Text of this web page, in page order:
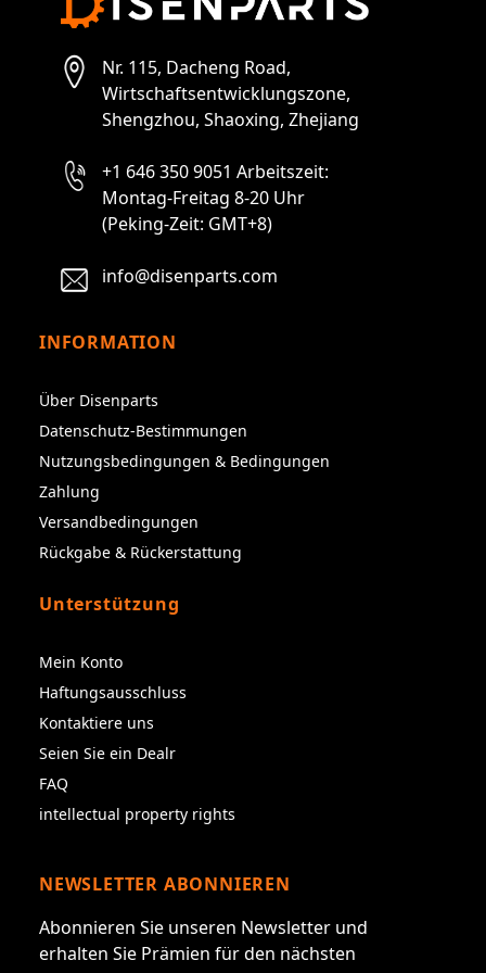
Nr. 115, Dacheng Road,
Wirtschaftsentwicklungszone,
Shengzhou, Shaoxing, Zhejiang
+1 646 350 9051 Arbeitszeit:
Montag-Freitag 8-20 Uhr
(Peking-Zeit: GMT+8)
info@disenparts.com
INFORMATION
Über Disenparts
Datenschutz-Bestimmungen
Nutzungsbedingungen & Bedingungen
Zahlung
Versandbedingungen
Rückgabe & Rückerstattung
Unterstützung
Mein Konto
Haftungsausschluss
Kontaktiere uns
Seien Sie ein Dealr
FAQ
intellectual property rights
NEWSLETTER ABONNIEREN
Abonnieren Sie unseren Newsletter und
erhalten Sie Prämien für den nächsten